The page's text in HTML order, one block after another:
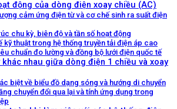
động của dòng điện xoay chiều (AC)
cảm ứng điện từ và cơ chế sinh ra suất điện
chu kỳ, biên độ và tần số hoạt động
kỹ thuật trong hệ thống truyền tải điện áp cao
chuẩn đo lường và đồng bộ lưới điện quốc tế
khác nhau giữa dòng điện 1 chiều và xoay
biệt về biểu đồ dạng sóng và hướng di chuyển
chuyển đổi qua lại và tính ứng dụng trong